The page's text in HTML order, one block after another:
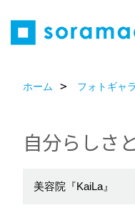
ホーム フォトギャ
自分らしさ
美容院『KaiLa』